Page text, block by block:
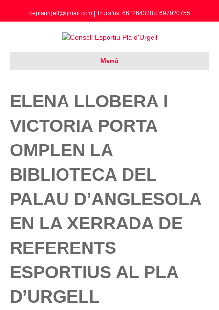
ceplaurgell@gmail.com | Truca'ns: 661264328 o 697920755
Menú
ELENA LLOBERA I
VICTORIA PORTA
OMPLEN LA
BIBLIOTECA DEL
PALAU D’ANGLESOLA
EN LA XERRADA DE
REFERENTS
ESPORTIUS AL PLA
D’URGELL